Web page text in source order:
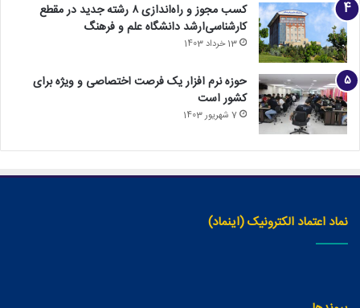
کسب مجوز و راه‌اندازی ۸ رشته جدید در مقطع
کارشناسی‌ارشد دانشگاه علم و فرهنگ
13 خرداد 1403
حوزه نرم افزار یک فرصت اختصاصی و ویژه برای
کشور است
7 شهریور 1403
نماد اعتماد الکترونیک (اینماد)